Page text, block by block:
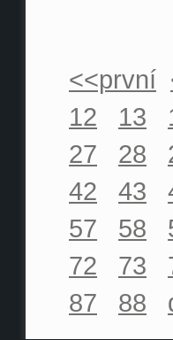
<<první
12
13
27
28
42
43
57
58
72
73
87
88